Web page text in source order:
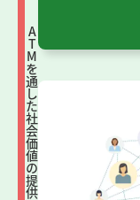
ATMを通した社会価値の提供